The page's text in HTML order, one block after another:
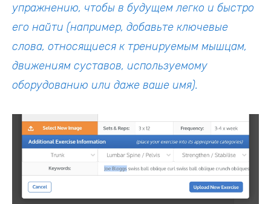
упражнению, чтобы в будущем легко и быстро
его найти (например, добавьте ключевые
слова, относящиеся к тренируемым мышцам,
движениям суставов, используемому
оборудованию или даже ваше имя).